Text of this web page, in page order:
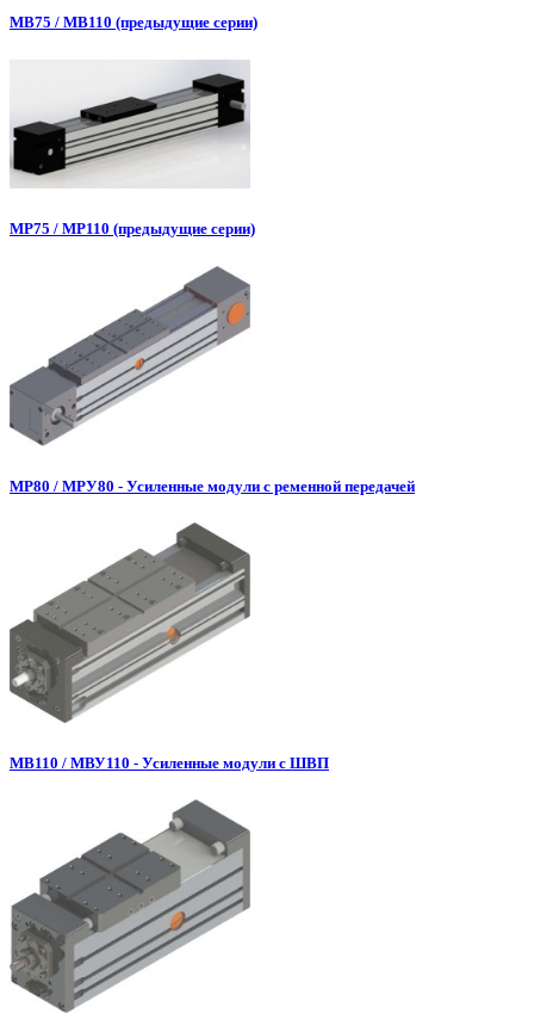
МВ75 / МВ110 (предыдущие серии)
МР75 / МР110 (предыдущие серии)
МР80 / МРУ80 - Усиленные модули с ременной передачей
МВ110 / МВУ110 - Усиленные модули с ШВП